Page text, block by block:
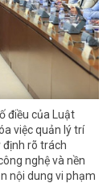
điều của Luật
việc quản lý trí
rõ trách
nghệ và nền
nội dung vi phạm